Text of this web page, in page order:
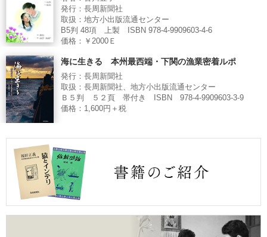
発行：長周新聞社
取扱：地方小出版流通センター
B5判 48項 上製 ISBN 978-4-9909603-4-6
価格：￥2000Ｅ
海に生きる 本州最西端・下関の漁業密着ルポ
発行：長周新聞社
取扱：長周新聞社、地方小出版流通センター
Ｂ５判 ５２頁 帯付き ISBN 978-4-9909603-3-9
価格：1,600円＋税